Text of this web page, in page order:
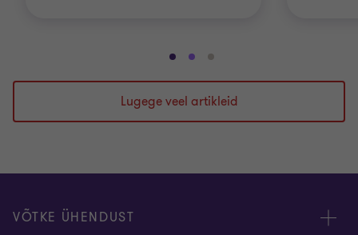
Mine
slaidile
1
/
Mine
slaidile
2
/
Mine
slaidile
3
/
Lugege veel artikleid
VÕTKE ÜHENDUST